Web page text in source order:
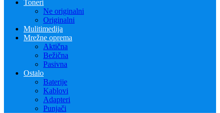
Toneri
Ne originalni
Originalni
Mulitimedija
Mrežne oprema
Aktična
Bežična
Pasivna
Ostalo
Baterije
Kablovi
Adapteri
Punjači